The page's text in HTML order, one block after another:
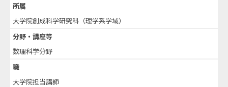
所属
大学院創成科学研究科（理学系学域）
分野・講座等
数理科学分野
職
大学院担当講師